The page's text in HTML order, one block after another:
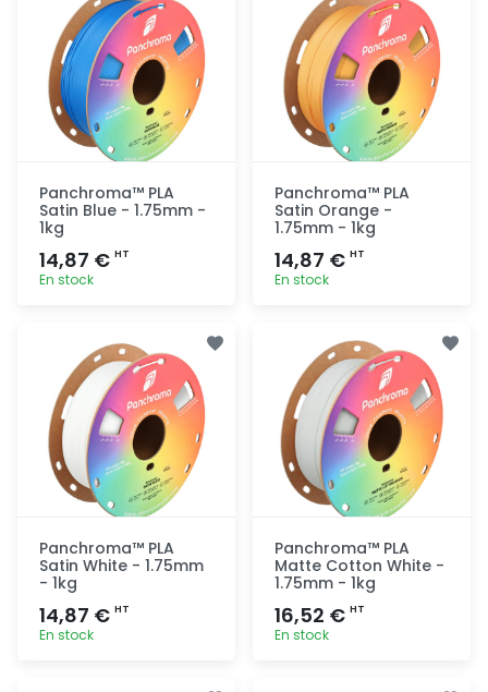
Panchroma™ PLA
Satin Blue - 1.75mm -
1kg
14,87 € HT
En stock
rapide
Panchroma™ PLA
Satin Orange -
1.75mm - 1kg
14,87 € HT
En stock
rapide
Panchroma™ PLA
Satin White - 1.75mm
- 1kg
14,87 € HT
En stock
Panchroma™ PLA
Matte Cotton White -
1.75mm - 1kg
16,52 € HT
En stock